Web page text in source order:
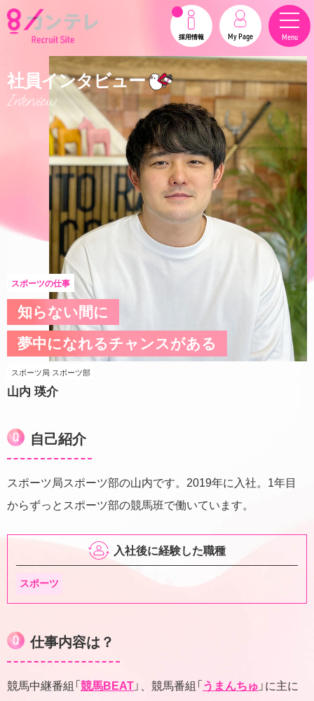
採用情報 My Page Menu
社員インタビュー
Interview
スポーツの仕事
知らない間に
夢中になれるチャンスがある
スポーツ局 スポーツ部
山内 瑛介
自己紹介
スポーツ局スポーツ部の山内です。2019年に入社。1年目
からずっとスポーツ部の競馬班で働いています。
入社後に経験した職種
スポーツ
仕事内容は？
競馬中継番組「 競馬BEAT 」、競馬番組「 うまんちゅ 」に主に